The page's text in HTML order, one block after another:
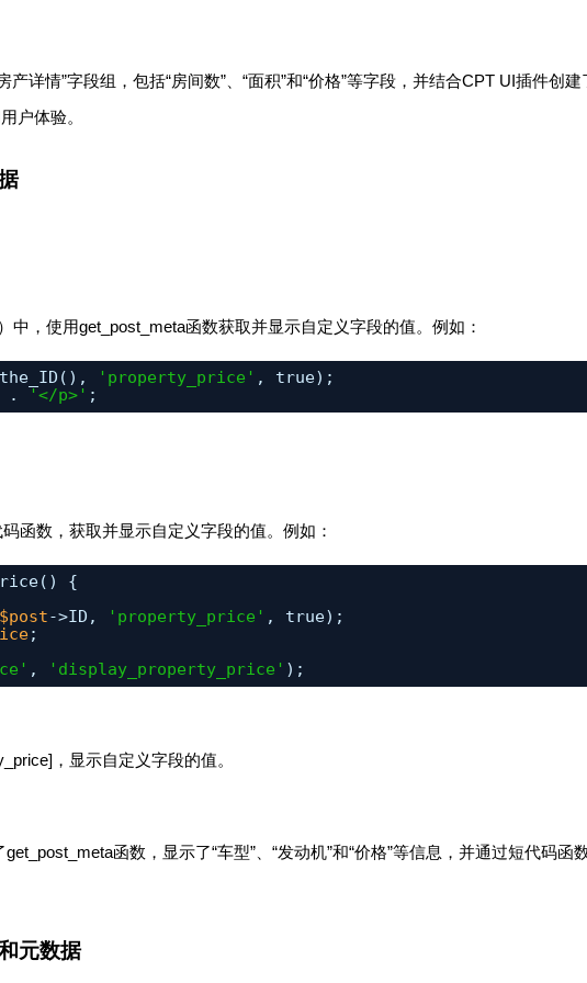
详情”字段组，包括“房间数”、“面积”和“价格”等字段，并结合CPT UI插件创建
户体验。
）中，使用get_post_meta函数获取并显示自定义字段的值。例如：
'property_price' , true);
. '</p>' ;
函数，获取并显示自定义字段的值。例如：
{
$post->ID, 'property_price' , true);
;
, 'display_property_price' );
，显示自定义字段的值。
get_post_meta函数，显示了“车型”、“发动机”和“价格”等信息，并通过短代码函
元数据